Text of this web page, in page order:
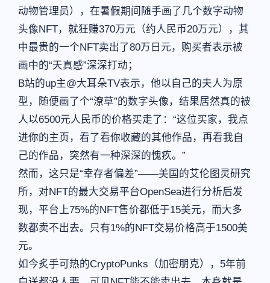
动物管理员），在暑假期间随手画了几个数字动物
头像NFT，就狂赚370万元（约人民币20万元），其
中最贵的一个NFT卖出了80万日元，购买者表示被
画中的“天真感”深深打动；
B站的up主@大耳朵TV表示，他以自己的夫人为原
型，随便画了个“潦草”的数字头像，结果居然真的被
人以6500元人民币的价格买走了：“这位买家，我点
进你的主页，看了看你收藏的其他作品，再看我自
己的作品，突然有一种深深的愧疚。”
然而，这只是“幸存者偏差”——美国的艾伦图灵研究
所，对NFT的最大交易平台OpenSea进行分析后发
现，平台上75%的NFT售价都低于15美元，而大多
数都卖不出去。只有1%的NFT交易价格高于1500美
元。
如今炙手可热的CryptoPunks（加密朋克），5年前